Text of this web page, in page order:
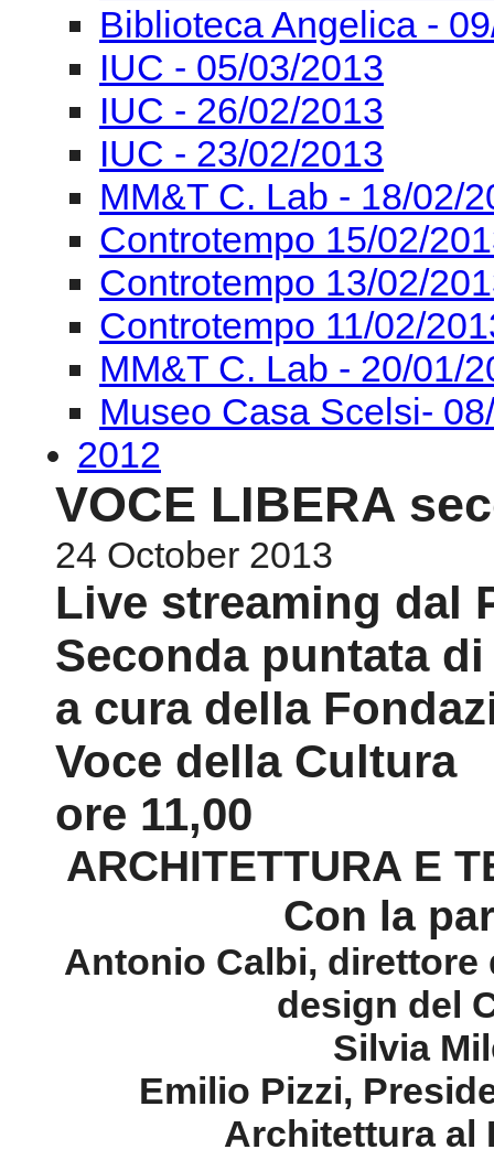
Biblioteca Angelica -
IUC - 05/03/2013
IUC - 26/02/2013
IUC - 23/02/2013
MM&T C. Lab - 18/02/
Controtempo 15/02/
Controtempo 13/02/
Controtempo 11/02/
MM&T C. Lab - 20/01/
Museo Casa Scelsi-
2012
VOCE LIBERA
24 October 2013
Live streaming dal
Seconda puntata
a cura della
Voce della Cultura
ore 11,00
ARCHITETTURA E
Con la
Antonio Calbi, direttore
design del
Silvia
Emilio Pizzi,
Architettura al